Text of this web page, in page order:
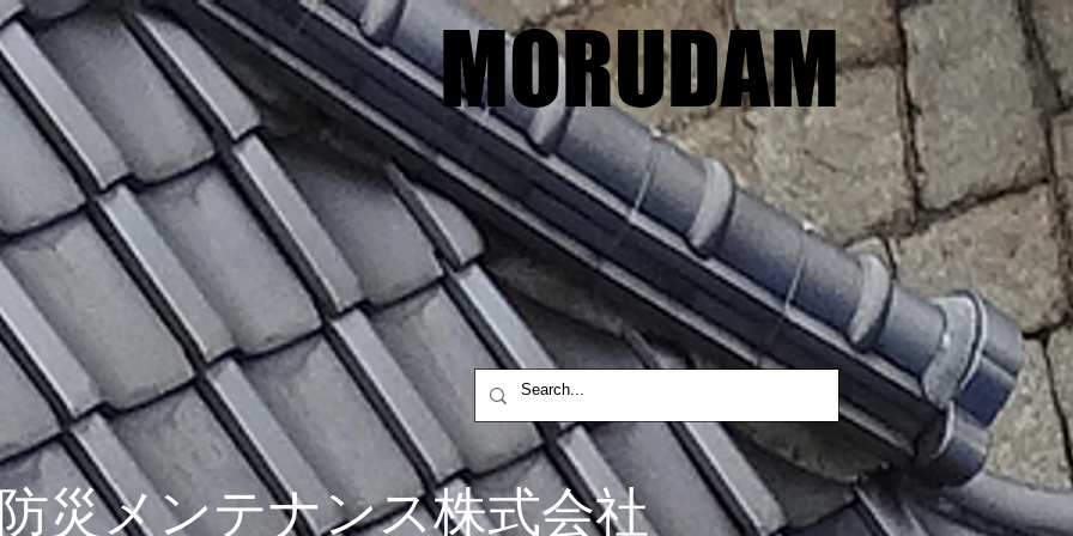
MORUDAM
MORUDAM
災メンテナンス株式会社